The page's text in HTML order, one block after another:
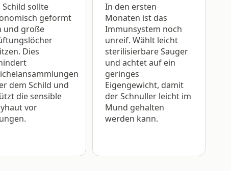
Schild sollte
geformt
und große
Dies
dem Schild und
die sensible
vor
In den ersten
Monaten ist das
Immunsystem noch
unreif. Wählt leicht
sterilisierbare Sauger
und achtet auf ein
geringes
Eigengewicht, damit
der Schnuller leicht im
Mund gehalten
werden kann.